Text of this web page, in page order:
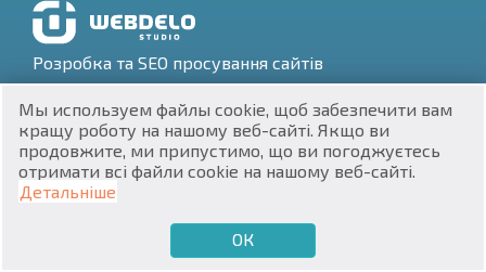
$
₽
₴
zł
PL
Розробка та SEO просування сайтів
ЕИК 201160903
Мы используем файлы cookie, щоб забезпечити вам
кращу роботу на нашому веб-сайті. Якщо ви
продовжите, ми припустимо, що ви погоджуєтесь
отримати всі файли cookie на нашому веб-сайті.
Детальніше
ОК